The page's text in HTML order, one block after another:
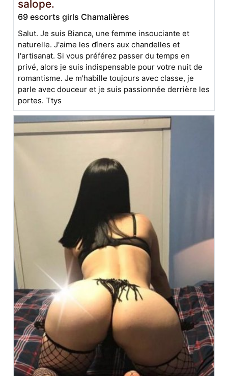
salope.
69 escorts girls Chamalières
Salut. Je suis Bianca, une femme insouciante et
naturelle. J'aime les dîners aux chandelles et
l'artisanat. Si vous préférez passer du temps en
privé, alors je suis indispensable pour votre nuit de
romantisme. Je m'habille toujours avec classe, je
parle avec douceur et je suis passionnée derrière les
portes. Ttys